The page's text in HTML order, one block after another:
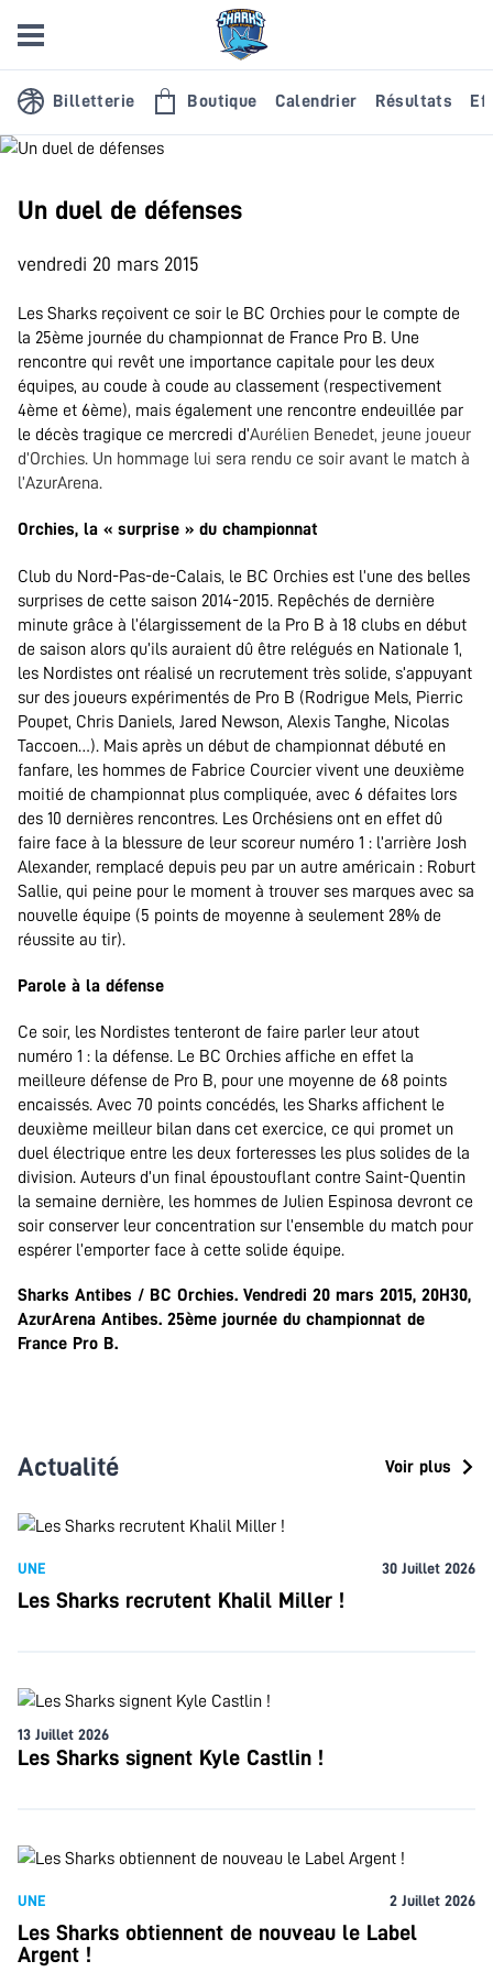
Billetterie Boutique Calendrier Résultats
Un duel de défenses
vendredi 20 mars 2015
Les Sharks reçoivent ce soir le BC Orchies pour le compte de
la 25ème journée du championnat de France Pro B. Une
rencontre qui revêt une importance capitale pour les deux
équipes, au coude à coude au classement (respectivement
4ème et 6ème), mais également une rencontre endeuillée par
le décès tragique ce mercredi d’Aurélien Benedet, jeune joueur
d’Orchies. Un hommage lui sera rendu ce soir avant le match à
l’AzurArena.
Orchies, la « surprise » du championnat
Club du Nord-Pas-de-Calais, le BC Orchies est l’une des belles
surprises de cette saison 2014-2015. Repêchés de dernière
minute grâce à l’élargissement de la Pro B à 18 clubs en début
de saison alors qu’ils auraient dû être relégués en Nationale 1,
les Nordistes ont réalisé un recrutement très solide, s’appuyant
sur des joueurs expérimentés de Pro B (Rodrigue Mels, Pierric
Poupet, Chris Daniels, Jared Newson, Alexis Tanghe, Nicolas
Taccoen…). Mais après un début de championnat débuté en
fanfare, les hommes de Fabrice Courcier vivent une deuxième
moitié de championnat plus compliquée, avec 6 défaites lors
des 10 dernières rencontres. Les Orchésiens ont en effet dû
faire face à la blessure de leur scoreur numéro 1 : l’arrière Josh
Alexander, remplacé depuis peu par un autre américain : Roburt
Sallie, qui peine pour le moment à trouver ses marques avec sa
nouvelle équipe (5 points de moyenne à seulement 28% de
réussite au tir).
Parole à la défense
Ce soir, les Nordistes tenteront de faire parler leur atout
numéro 1 : la défense. Le BC Orchies affiche en effet la
meilleure défense de Pro B, pour une moyenne de 68 points
encaissés. Avec 70 points concédés, les Sharks affichent le
deuxième meilleur bilan dans cet exercice, ce qui promet un
duel électrique entre les deux forteresses les plus solides de la
division. Auteurs d’un final époustouflant contre Saint-Quentin
la semaine dernière, les hommes de Julien Espinosa devront ce
soir conserver leur concentration sur l’ensemble du match pour
espérer l’emporter face à cette solide équipe.
Sharks Antibes / BC Orchies. Vendredi 20 mars 2015, 20H30,
AzurArena Antibes. 25ème journée du championnat de
France Pro B.
Actualité Voir plus
UNE 30 Juillet 2026
Les Sharks recrutent Khalil Miller !
13 Juillet 2026
Les Sharks signent Kyle Castlin !
UNE 2 Juillet 2026
Les Sharks obtiennent de nouveau le Label
Argent !